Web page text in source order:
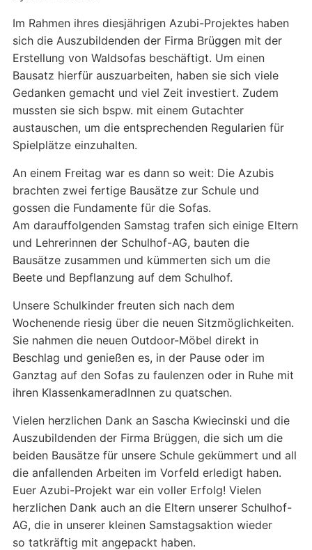
Im Rahmen ihres diesjährigen Azubi-Projektes haben
sich die Auszubildenden der Firma Brüggen mit der
Erstellung von Waldsofas beschäftigt. Um einen
Bausatz hierfür auszuarbeiten, haben sie sich viele
Gedanken gemacht und viel Zeit investiert. Zudem
mussten sie sich bspw. mit einem Gutachter
austauschen, um die entsprechenden Regularien für
Spielplätze einzuhalten.
An einem Freitag war es dann so weit: Die Azubis
brachten zwei fertige Bausätze zur Schule und
gossen die Fundamente für die Sofas.
Am darauffolgenden Samstag trafen sich einige Eltern
und Lehrerinnen der Schulhof-AG, bauten die
Bausätze zusammen und kümmerten sich um die
Beete und Bepflanzung auf dem Schulhof.
Unsere Schulkinder freuten sich nach dem
Wochenende riesig über die neuen Sitzmöglichkeiten.
Sie nahmen die neuen Outdoor-Möbel direkt in
Beschlag und genießen es, in der Pause oder im
Ganztag auf den Sofas zu faulenzen oder in Ruhe mit
ihren KlassenkameradInnen zu quatschen.
Vielen herzlichen Dank an Sascha Kwiecinski und die
Auszubildenden der Firma Brüggen, die sich um die
beiden Bausätze für unsere Schule gekümmert und all
die anfallenden Arbeiten im Vorfeld erledigt haben.
Euer Azubi-Projekt war ein voller Erfolg! Vielen
herzlichen Dank auch an die Eltern unserer Schulhof-
AG, die in unserer kleinen Samstagsaktion wieder
so tatkräftig mit angepackt haben.